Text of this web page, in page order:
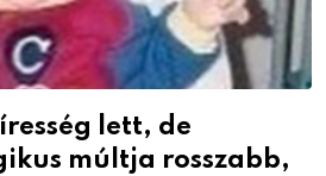
lett, de
múltja rosszabb,